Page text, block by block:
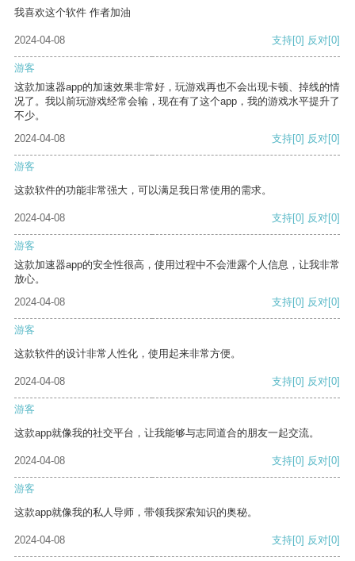
我喜欢这个软件 作者加油
2024-04-08 支持[0] 反对[0]
游客
这款加速器app的加速效果非常好，玩游戏再也不会出现卡顿、掉线的情
况了。我以前玩游戏经常会输，现在有了这个app，我的游戏水平提升了
不少。
2024-04-08
支持[0] 反对[0]
游客
这款软件的功能非常强大，可以满足我日常使用的需求。
2024-04-08 支持[0] 反对[0]
游客
这款加速器app的安全性很高，使用过程中不会泄露个人信息，让我非常
放心。
2024-04-08
支持[0] 反对[0]
游客
这款软件的设计非常人性化，使用起来非常方便。
2024-04-08 支持[0] 反对[0]
游客
这款app就像我的社交平台，让我能够与志同道合的朋友一起交流。
2024-04-08 支持[0] 反对[0]
游客
这款app就像我的私人导师，带领我探索知识的奥秘。
2024-04-08 支持[0] 反对[0]